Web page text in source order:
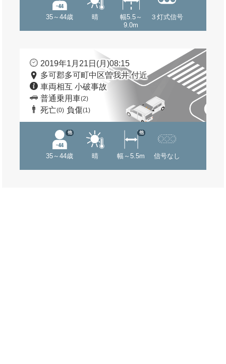
35～44歳 晴
幅5.5～
9.0m
３灯式信号
2019年1月21日(月)08:15
多可郡多可町中区曽我井 付近
車両相互 小破事故
普通乗用車(2)
死亡(0) 負傷(1)
35～44歳
他
晴 幅～5.5m
他
信号なし